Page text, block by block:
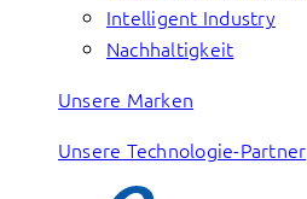
Intelligent Industry
Nachhaltigkeit
Unsere Marken
Unsere Technologie-Partner